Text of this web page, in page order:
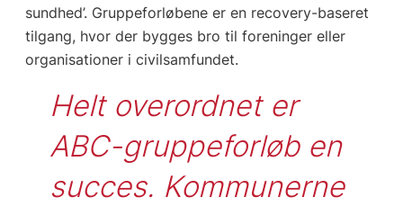
sundhed’. Gruppeforløbene er en recovery-baseret
tilgang, hvor der bygges bro til foreninger eller
organisationer i civilsamfundet.
Helt overordnet er
ABC-gruppeforløb en
succes. Kommunerne